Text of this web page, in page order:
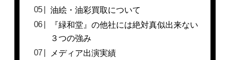
油絵・油彩買取について
『緑和堂』の他社には絶対真似出来ない
３つの強み
メディア出演実績